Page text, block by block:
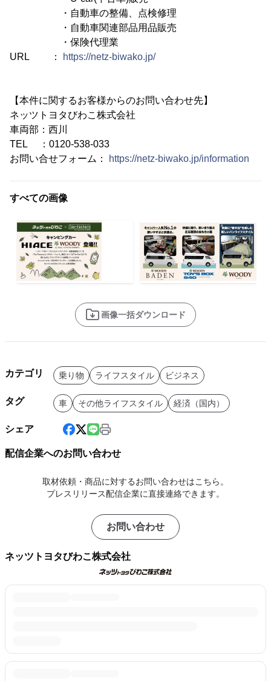
・自動車の整備、点検修理
・自動車関連部品用品販売
・保険代理業
URL ：
https://netz-biwako.jp/
【本件に関するお客様からのお問い合わせ先】
ネッツトヨタびわこ株式会社
車両部：西川
TEL ：0120-538-033
お問い合せフォーム：
https://netz-biwako.jp/information
すべての画像
画像一括ダウンロード
カテゴリ 乗り物 ライフスタイル ビジネス
タグ 車 その他ライフスタイル 経済（国内）
シェア
配信企業へのお問い合わせ
取材依頼・商品に対するお問い合わせはこちら。
プレスリリース配信企業に直接連絡できます。
お問い合わせ
ネッツトヨタびわこ株式会社